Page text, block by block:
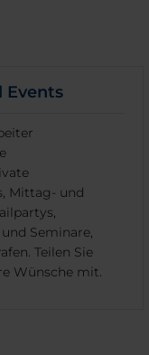
Events
Mittag- und
Seminare,
Teilen Sie
Wünsche mit.